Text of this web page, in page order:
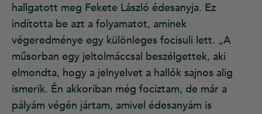
hallgatott meg Fekete László édesanyja. Ez
indította be azt a folyamatot, aminek
végeredménye egy különleges focisuli lett. „A
műsorban egy jeltolmáccsal beszélgettek, aki
elmondta, hogy a jelnyelvet a hallók sajnos alig
ismerik. Én akkoriban még fociztam, de már a
pályám végén jártam, amivel édesanyám is